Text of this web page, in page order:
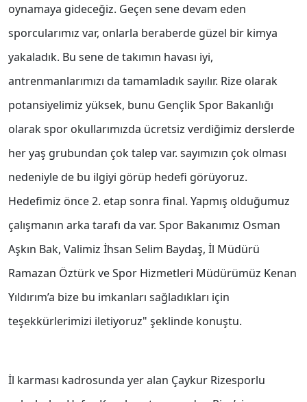
oynamaya gideceğiz. Geçen sene devam eden
sporcularımız var, onlarla beraberde güzel bir kimya
yakaladık. Bu sene de takımın havası iyi,
antrenmanlarımızı da tamamladık sayılır. Rize olarak
potansiyelimiz yüksek, bunu Gençlik Spor Bakanlığı
olarak spor okullarımızda ücretsiz verdiğimiz derslerde
her yaş grubundan çok talep var. sayımızın çok olması
nedeniyle de bu ilgiyi görüp hedefi görüyoruz.
Hedefimiz önce 2. etap sonra final. Yapmış olduğumuz
çalışmanın arka tarafı da var. Spor Bakanımız Osman
Aşkın Bak, Valimiz İhsan Selim Baydaş, İl Müdürü
Ramazan Öztürk ve Spor Hizmetleri Müdürümüz Kenan
Yıldırım’a bize bu imkanları sağladıkları için
teşekkürlerimizi iletiyoruz" şeklinde konuştu.
İl karması kadrosunda yer alan Çaykur Rizesporlu